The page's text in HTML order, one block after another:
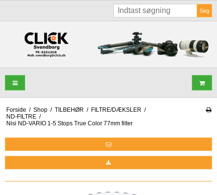
Søg
Forside / Shop / TILBEHØR / FILTRE/DÆKSLER /
ND-FILTRE /
Nisi ND-VARIO 1-5 Stops True Color 77mm filter